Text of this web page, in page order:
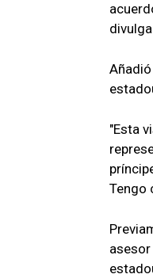
"Esta
Tengo
asesor